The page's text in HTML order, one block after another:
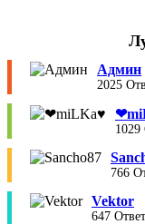
Админ
2025
1029
766
Vektor
647